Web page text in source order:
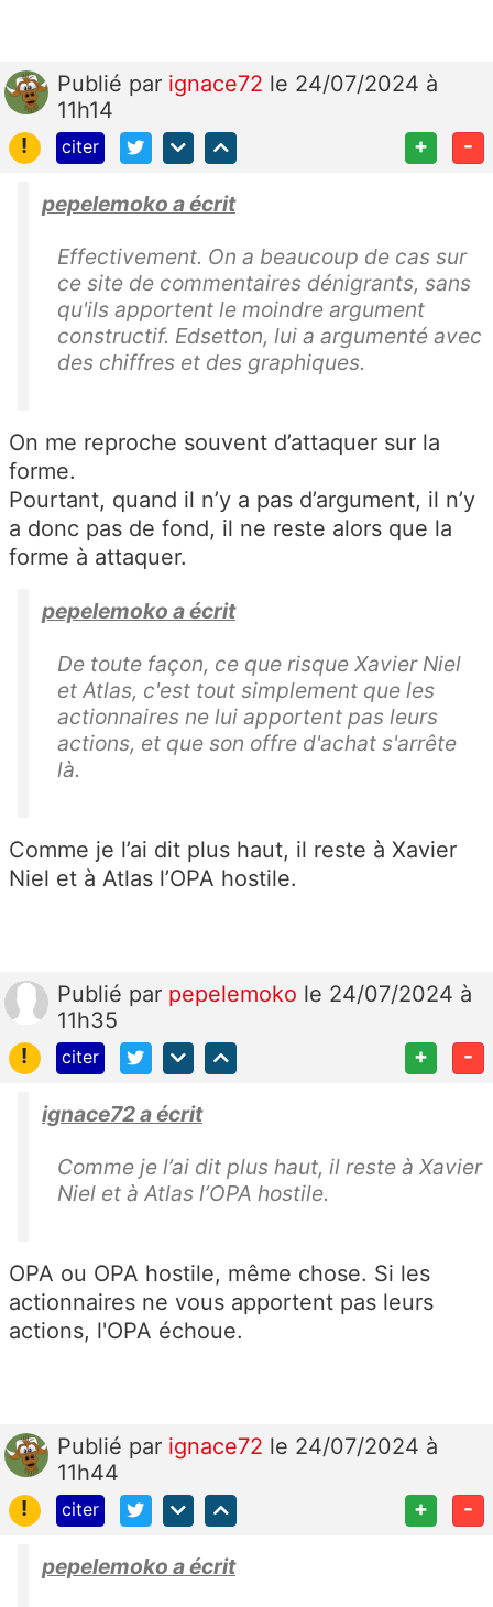
Publié par ignace72 le 24/07/2024 à
11h14
!
citer + -
pepelemoko a écrit
Effectivement. On a beaucoup de cas sur
ce site de commentaires dénigrants, sans
qu'ils apportent le moindre argument
constructif. Edsetton, lui a argumenté avec
des chiffres et des graphiques.
On me reproche souvent d’attaquer sur la
forme.
Pourtant, quand il n’y a pas d’argument, il n’y
a donc pas de fond, il ne reste alors que la
forme à attaquer.
pepelemoko a écrit
De toute façon, ce que risque Xavier Niel
et Atlas, c'est tout simplement que les
actionnaires ne lui apportent pas leurs
actions, et que son offre d'achat s'arrête
là.
Comme je l’ai dit plus haut, il reste à Xavier
Niel et à Atlas l’OPA hostile.
Publié par pepelemoko le 24/07/2024 à
11h35
!
citer + -
ignace72 a écrit
Comme je l’ai dit plus haut, il reste à Xavier
Niel et à Atlas l’OPA hostile.
OPA ou OPA hostile, même chose. Si les
actionnaires ne vous apportent pas leurs
actions, l'OPA échoue.
Publié par ignace72 le 24/07/2024 à
11h44
!
citer + -
pepelemoko a écrit